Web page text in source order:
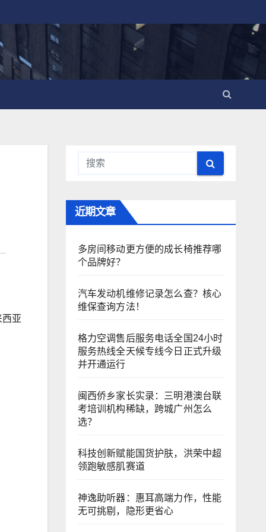
亚
近期文章
多房间移动更方便的成长椅推荐哪
个品牌好？
汽车发动机维修记录怎么查？核心
维保查询方法！
格力空调售后服务电话全国24小时
服务热线全天候专线今日正式升级
并开通运行
闽西侨乡家长实录：三明港澳台联
考培训机构稀缺，跨城广州怎么
选？
科技创新赋能国货护肤，洪荣中超
领跑敏感肌赛道
神逸助听器：惠耳高端力作，性能
无可挑剔，隐形更省心